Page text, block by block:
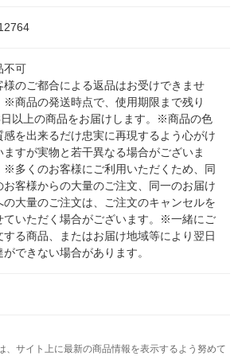
不可
様のご都合による返品はお受けできませ
※商品の発送時点で、使用期限まで残り
以上の商品をお届けします。※商品の色
感を出来るだけ忠実に再現するよう心がけ
ますが実物と若干異なる場合がございま
※多くのお客様にご利用いただくため、同
お客様からの大量のご注文、同一のお届け
の大量のご注文は、ご注文のキャンセルを
ていただく場合がございます。※一緒にご
する商品、またはお届け地域等により翌日
ができない場合があります。
、サイト上に最新の商品情報を表示するよう努めて